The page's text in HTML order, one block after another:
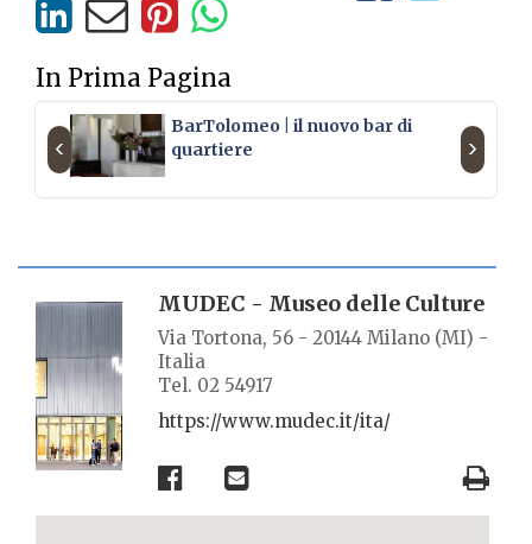
In Prima Pagina
BarTolomeo | il nuovo bar di
quartiere
‹ ›
MUDEC - Museo delle Culture
Via Tortona, 56 - 20144 Milano (MI) -
Italia
Tel. 02 54917
https://www.mudec.it/ita/